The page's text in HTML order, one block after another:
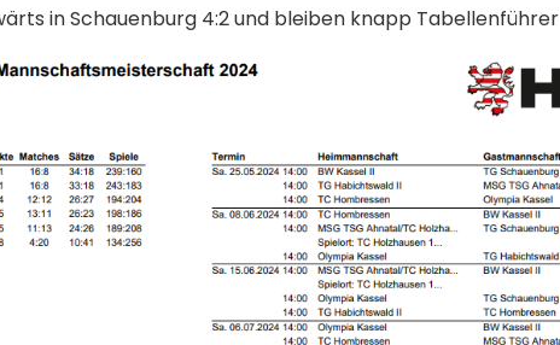
in Schauenburg 4:2 und bleiben knapp Tabellenführer